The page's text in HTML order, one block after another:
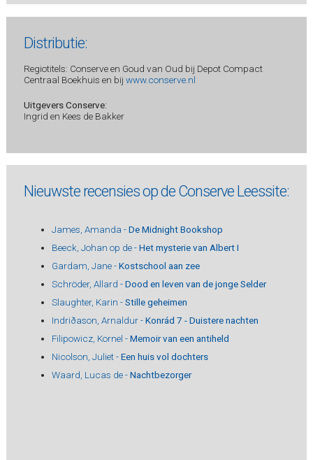
Distributie:
Regiotitels: Conserve en Goud van Oud bij Depot Compact
Centraal Boekhuis en bij www.conserve.nl
Uitgevers Conserve:
Ingrid en Kees de Bakker
Nieuwste recensies op de Conserve Leessite:
James, Amanda -De Midnight Bookshop
Beeck, Johan op de -Het mysterie van Albert I
Gardam, Jane -Kostschool aan zee
Schröder, Allard -Dood en leven van de jonge Selder
Slaughter, Karin -Stille geheimen
Indriðason, Arnaldur -Konrád 7 - Duistere nachten
Filipowicz, Kornel -Memoir van een antiheld
Nicolson, Juliet -Een huis vol dochters
Waard, Lucas de -Nachtbezorger